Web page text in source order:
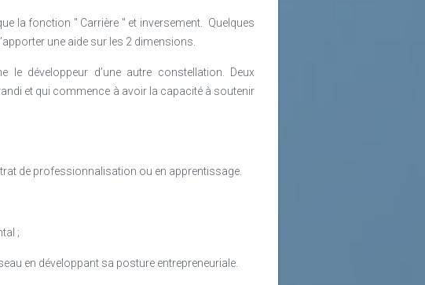
la fonction " Carrière " et inversement. Quelques
une aide sur les 2 dimensions.
développeur d’une autre constellation. Deux
et qui commence à avoir la capacité à soutenir
de professionnalisation ou en apprentissage.
;
en développant sa posture entrepreneuriale.